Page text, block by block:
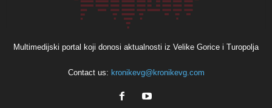
Multimedijski portal koji donosi aktualnosti iz Velike Gorice i Turopolja
Contact us: kronikevg@kronikevg.com